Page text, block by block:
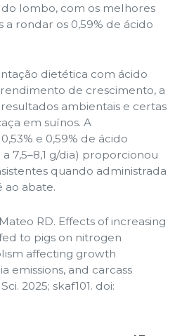
lombo, com os melhores
a rondar os 0,59% de ácido
dietética com ácido
de crescimento, a
ambientais e certas
em suínos. A
e 0,59% de ácido
7,5–8,1 g/dia) proporcionou
quando administrada
ao abate.
RD. Effects of increasing
to pigs on nitrogen
affecting growth
emissions, and carcass
2025; skaf101. doi: